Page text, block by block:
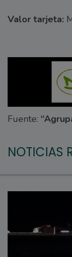
Valor tarjeta:
Fuente:
NOTICIAS